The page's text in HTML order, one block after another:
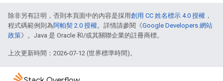
除非另有註明，否則本頁面中的內容是採用創用 CC 姓名標示 4.0 授權 ，
程式碼範例則為阿帕契 2.0 授權。詳情請參閱《Google Developers 網站
政策》。Java 是 Oracle 和/或其關聯企業的註冊商標。
上次更新時間：2026-07-12 (世界標準時間)。